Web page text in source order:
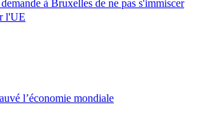
à Bruxelles de ne pas s'immiscer
l'UE
l’économie mondiale